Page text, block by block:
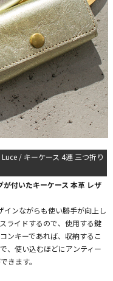
/ キーケース 4連 三つ折り
が付いたキーケース 本革 レザ
インながらも使い勝手が向上し
ライドするので、使用する鍵
ンキーであれば、収納するこ
、使い込むほどにアンティー
きます。